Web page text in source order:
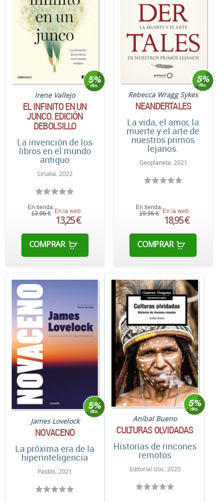
Irene Vallejo
EL INFINITO EN UN
JUNCO. EDICIÓN
DEBOLSILLO
La invención de los
libros en el mundo
antiguo
Siruela. 2022
En tienda:
13,95 € En la web:
13,25 €
COMPRAR
Rebecca Wragg Sykes
NEANDERTALES
La vida, el amor, la
muerte y el arte de
nuestros primos
lejanos.
Geoplaneta. 2021
En tienda:
19,95 €
En la web:
18,95 €
COMPRAR
James Lovelock
NOVACENO
La próxima era de la
hiperinteligencia
Paidós. 2021
Aníbal Bueno
CULTURAS OLVIDADAS
Historias de rincones
remotos
Editorial Uoc. 2020